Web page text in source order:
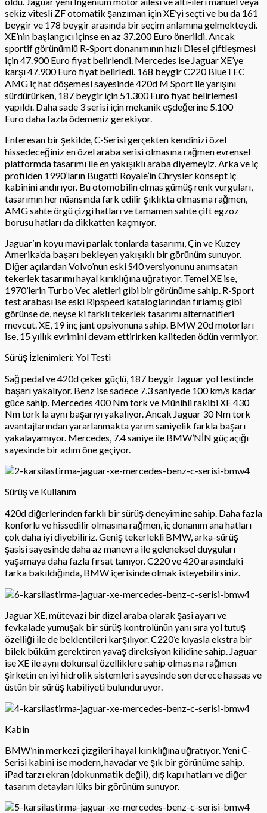
sekiz vitesli ZF otomatik şanzıman için XE’yi seçti ve bu da 161
beygir ve 178 beygir arasında bir seçim anlamına gelmekteydi.
XE’nin başlangıcı içinse en az 37.200 Euro önerildi. Ancak
sportif görünümlü R-Sport donanımının hızlı Diesel çiftleşmesi
için 47.900 Euro fiyat belirlendi. Mercedes ise Jaguar XE’ye
karşı 47.900 Euro fiyat belirledi. 168 beygir C220 BlueTEC
AMG iç hat döşemesi sayesinde 420d M Sport ile yarışını
sürdürürken, 187 beygir için 51.300 Euro fiyat belirlemesi
yapıldı. Daha sade 3 serisi için mekanik eşdeğerine 5.100
Euro daha fazla ödemeniz gerekiyor.
Enteresan bir şekilde, C-Serisi gerçekten kendinizi özel
hissedeceğiniz en özel araba serisi olmasına rağmen evrensel
platformda tasarımı ile en yakışıklı araba diyemeyiz. Arka ve iç
profilden 1990’ların Bugatti Royale’in Chrysler konsept iç
kabinini andırıyor. Bu otomobilin elmas gümüş renk vurguları,
tasarımın her nüansında fark edilir şıklıkta olmasına rağmen,
AMG sahte örgü çizgi hatları ve tamamen sahte çift egzoz
borusu hatları da dikkatten kaçmıyor.
Jaguar’ın koyu mavi parlak tonlarda tasarımı, Çin ve Kuzey
Amerika’da başarı bekleyen yakışıklı bir görünüm sunuyor.
Diğer açılardan Volvo’nun eski S40 versiyonunu anımsatan
tekerlek tasarımı hayal kırıklığına uğratıyor. Temel XE ise,
1970’lerin Turbo Vec aletleri gibi bir görünüme sahip. R-Sport
test arabası ise eski Ripspeed kataloglarından fırlamış gibi
görünse de, neyse ki farklı tekerlek tasarımı alternatifleri
mevcut. XE, 19 inç jant opsiyonuna sahip. BMW 20d motorları
ise, 15 yıllık evrimini devam ettirirken kaliteden ödün vermiyor.
Sürüş İzlenimleri: Yol Testi
Sağ pedal ve 420d çeker güçlü, 187 beygir Jaguar yol testinde
başarı yakalıyor. Benz ise sadece 7.3 saniyede 100 km/s kadar
güce sahip. Mercedes 400 Nm tork ve Münihli rakibi XE 430
Nm tork la aynı başarıyı yakalıyor. Ancak Jaguar 30 Nm tork
avantajlarından yararlanmakta yarım saniyelik farkla başarı
yakalayamıyor. Mercedes, 7.4 saniye ile BMW’NİN güç açığı
sayesinde bir adım öne geçiyor.
Sürüş ve Kullanım
420d diğerlerinden farklı bir sürüş deneyimine sahip. Daha fazla
konforlu ve hissedilir olmasına rağmen, iç donanım ana hatları
çok daha iyi diyebiliriz. Geniş tekerlekli BMW, arka-sürüş
şasisi sayesinde daha az manevra ile geleneksel duyguları
yaşamaya daha fazla fırsat tanıyor. C220 ve 420 arasındaki
farka bakıldığında, BMW içerisinde olmak isteyebilirsiniz.
Jaguar XE, mütevazi bir dizel araba olarak şasi ayarı ve
fevkalade yumuşak bir sürüş kontrolünün yanı sıra yol tutuş
özelliği ile de beklentileri karşılıyor. C220’e kıyasla ekstra bir
bilek büküm gerektiren yavaş direksiyon kilidine sahip. Jaguar
ise XE ile aynı dokunsal özelliklere sahip olmasına rağmen
şirketin en iyi hidrolik sistemleri sayesinde son derece hassas ve
üstün bir sürüş kabiliyeti bulunduruyor.
Kabin
BMW’nin merkezi çizgileri hayal kırıklığına uğratıyor. Yeni C-
Serisi kabini ise modern, havadar ve şık bir görünüme sahip.
iPad tarzı ekran (dokunmatik değil), dış kapı hatları ve diğer
tasarım detayları lüks bir görünüm sunuyor.